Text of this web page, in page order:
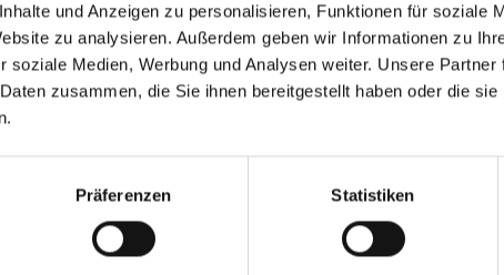
und Anzeigen zu personalisieren, Funktionen für soziale
zu analysieren. Außerdem geben wir Informationen zu
soziale Medien, Werbung und Analysen weiter. Unsere Partner
zusammen, die Sie ihnen bereitgestellt haben oder die
Präferenzen Statistiken
bei
13-MINI